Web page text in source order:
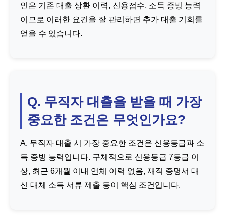
인은 기존 대출 상환 이력, 신용점수, 소득 증빙 능력
이므로 이러한 요건을 잘 관리하면 추가 대출 기회를
얻을 수 있습니다.
Q. 무직자 대출을 받을 때 가장
중요한 조건은 무엇인가요?
A. 무직자 대출 시 가장 중요한 조건은 신용등급과 소
득 증빙 능력입니다. 구체적으로 신용등급 7등급 이
상, 최근 6개월 이내 연체 이력 없음, 재직 증명서 대
신 대체 소득 서류 제출 등이 핵심 조건입니다.